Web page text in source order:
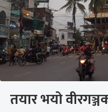
तयार भयो